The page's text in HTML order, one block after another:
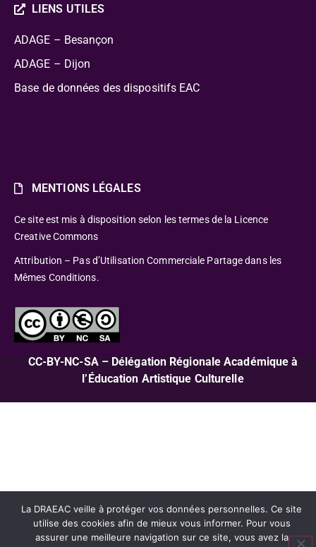
LIENS UTILES
ADAGE – Besançon
ADAGE – Dijon
Base de données des dispositifs EAC
MENTIONS LÉGALES
Ce site est mis à disposition selon les termes de la Licence
Creative Commons
Attribution – Pas d’Utilisation Commerciale Partage dans les
Mêmes Conditions.
CC-BY-NC-SA – Délégation Régionale Académique à
l’Éducation Artistique Culturelle
La DRAEAC veille à protéger vos données personnelles. Ce site
utilise des cookies afin de mieux vous informer. Pour vous
assurer une meilleure navigation sur ce site, vous avez la